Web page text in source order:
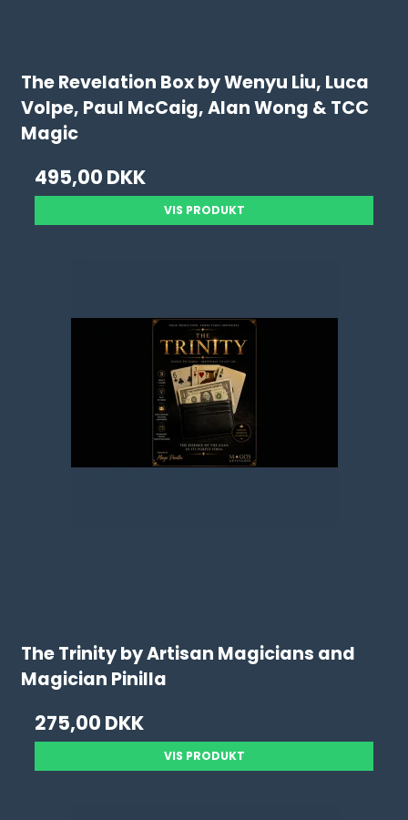
The Revelation Box by Wenyu Liu, Luca
Volpe, Paul McCaig, Alan Wong & TCC
Magic
495,00 DKK
VIS PRODUKT
The Trinity by Artisan Magicians and
Magician Pinilla
275,00 DKK
VIS PRODUKT